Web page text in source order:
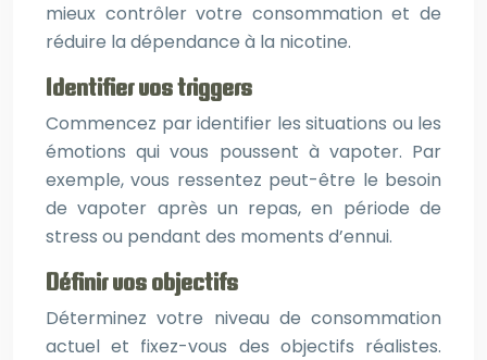
mieux contrôler votre consommation et de
réduire la dépendance à la nicotine.
Identifier vos triggers
Commencez par identifier les situations ou les
émotions qui vous poussent à vapoter. Par
exemple, vous ressentez peut-être le besoin
de vapoter après un repas, en période de
stress ou pendant des moments d’ennui.
Définir vos objectifs
Déterminez votre niveau de consommation
actuel et fixez-vous des objectifs réalistes.